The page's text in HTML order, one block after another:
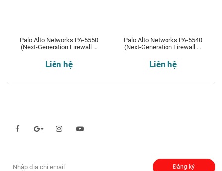
Palo Alto Networks PA-5550
(Next-Generation Firewall –
Liên hệ
Palo Alto Networks PA-5540
(Next-Generation Firewall –
Liên hệ
Đăng ký